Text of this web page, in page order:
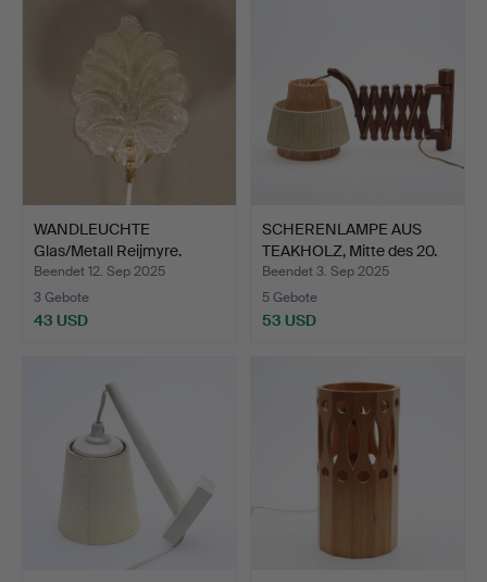
WANDLEUCHTE
Glas/Metall Reijmyre.
Beendet 12. Sep 2025
3 Gebote
43 USD
SCHERENLAMPE AUS
TEAKHOLZ, Mitte des 20.
J…
Beendet 3. Sep 2025
5 Gebote
53 USD